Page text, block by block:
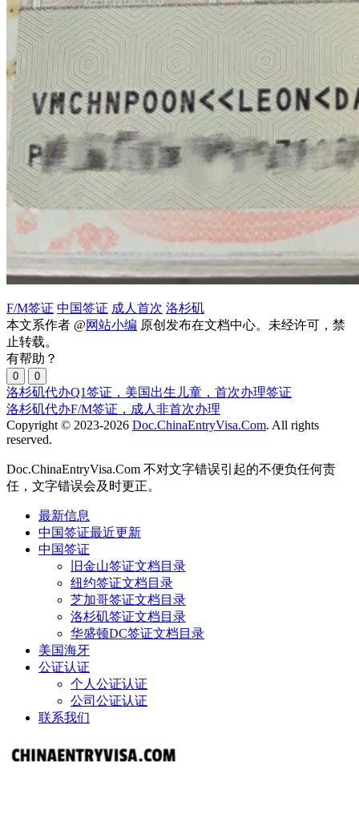
F/M签证 中国签证 成人首次 洛杉矶
本文系作者 @网站小编 原创发布在文档中心。未经许可，禁
止转载。
有帮助？
0 0
洛杉矶代办Q1签证，美国出生儿童，首次办理签证
洛杉矶代办F/M签证，成人非首次办理
Copyright © 2023-2026 Doc.ChinaEntryVisa.Com. All rights
reserved.
Doc.ChinaEntryVisa.Com 不对文字错误引起的不便负任何责
任，文字错误会及时更正。
最新信息
中国签证最近更新
中国签证
旧金山签证文档目录
纽约签证文档目录
芝加哥签证文档目录
洛杉矶签证文档目录
华盛顿DC签证文档目录
美国海牙
公证认证
个人公证认证
公司公证认证
联系我们